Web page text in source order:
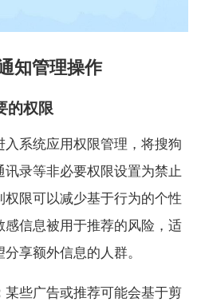
知管理操作
的权限
入系统应用权限管理，将搜狗
录等非必要权限设置为禁止
限可以减少基于行为的个性
信息被用于推荐的风险，适
享额外信息的人群。
某些广告或推荐可能会基于剪